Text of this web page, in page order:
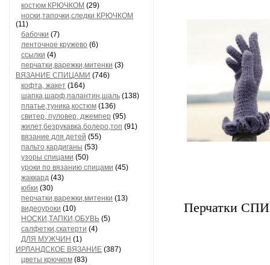
костюм КРЮЧКОМ (29)
носки,тапочки,следки КРЮЧКОМ
(11)
бабочки (7)
ленточное кружево (6)
ссылки (4)
перчатки,варежки,митенки (3)
ВЯЗАНИЕ СПИЦАМИ (746)
кофта, жакет (164)
шапка,шарф,палантин,шаль (138)
платье,туника,костюм (136)
свитер, пуловер, джемпер (95)
жилет,безрукавка,болеро,топ (91)
вязание для детей (55)
пальто,кардиганы (53)
узоры спицами (50)
уроки по вязанию спицами (45)
жаккард (43)
юбки (30)
перчатки,варежки,митенки (13)
видеоуроки (10)
НОСКИ,ТАПКИ,ОБУВЬ (5)
салфетки,скатерти (4)
ДЛЯ МУЖЧИН (1)
ИРЛАНДСКОЕ ВЯЗАНИЕ (387)
цветы крючком (83)
Перчатки